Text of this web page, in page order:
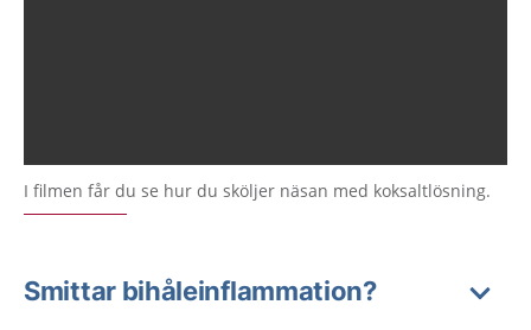
I filmen får du se hur du sköljer näsan med koksaltlösning.
Smittar bihåleinflammation?